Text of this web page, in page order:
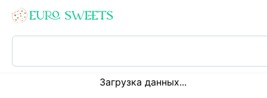
Loading...
Загрузка данных...